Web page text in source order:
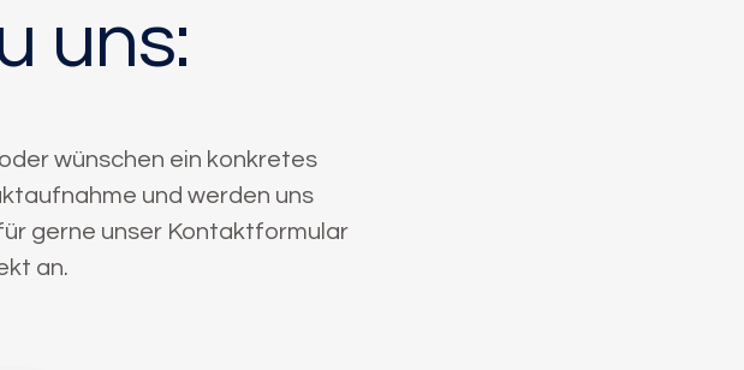
uns:
wünschen ein konkretes
und werden uns
gerne unser Kontaktformular
an.